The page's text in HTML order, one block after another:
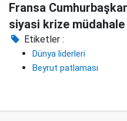
Fransa
siyasi krize
Etiketler :
Dünya liderleri
Beyrut patlaması